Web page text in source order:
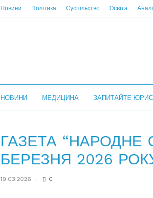
Новини Політика Суспільство Освіта
НОВИНИ МЕДИЦИНА ЗАПИТАЙТЕ
ГАЗЕТА “НАРОДНЕ
БЕРЕЗНЯ 2026
19.03.2026 0